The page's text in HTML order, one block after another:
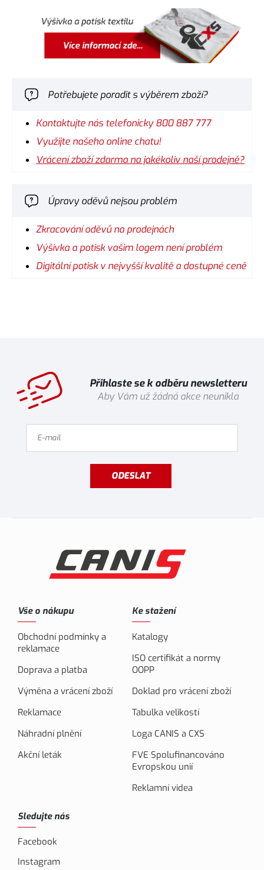
Potřebujete poradit s výběrem zboží?
Kontaktujte nás telefonicky 800 887 777
Využijte našeho online chatu!
Vrácení zboží zdarma na jakékoliv naší prodejně?
Úpravy oděvů nejsou problém
Zkracování oděvů na prodejnách
Výšivka a potisk vašim logem není problém
Digitální potisk v nejvyšší kvalitě a dostupné ceně
Přihlaste se k odběru newsletteru
Aby Vám už žádná akce neunikla
ODESLAT
Vše o nákupu
Obchodní podmínky a
reklamace
Doprava a platba
Výměna a vrácení zboží
Reklamace
Náhradní plnění
Akční leták
Ke stažení
Katalogy
ISO certifikát a normy
OOPP
Doklad pro vrácení zboží
Tabulka velikostí
Loga CANIS a CXS
FVE Spolufinancováno
Evropskou unií
Reklamní videa
Sledujte nás
Facebook
Instagram